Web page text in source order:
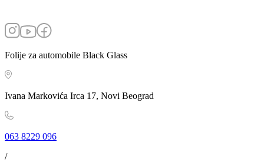
Folije za automobile Black Glass
Ivana Markovića Irca 17, Novi Beograd
063 8229 096
/